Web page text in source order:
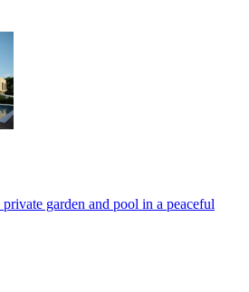
garden and pool in a peaceful